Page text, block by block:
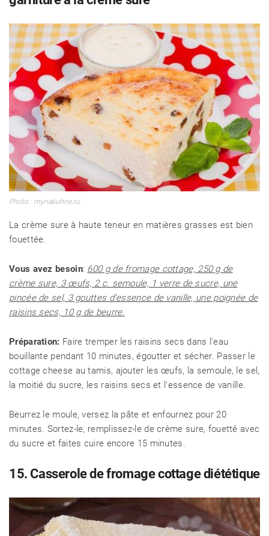
Photo : mynakuhne.ru
La crème sure à haute teneur en matières grasses est bien
fouettée.
Vous avez besoin: 600 g de fromage cottage, 250 g de
crème sure, 3 œufs, 2 c. semoule, 1 verre de sucre, une
pincée de sel, 3 gouttes d'essence de vanille, une poignée de
raisins secs, 10 g de beurre.
Préparation: Faire tremper les raisins secs dans l'eau
bouillante pendant 10 minutes, égoutter et sécher. Passer le
cottage cheese au tamis, ajouter les œufs, la semoule, le sel,
la moitié du sucre, les raisins secs et l'essence de vanille.
Beurrez le moule, versez la pâte et enfournez pour 20
minutes. Sortez-le, remplissez-le de crème sure, fouetté avec
du sucre et faites cuire encore 15 minutes.
15. Casserole de fromage cottage diététique